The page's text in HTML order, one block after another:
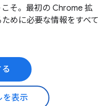
そ。最初の Chrome 拡
めに必要な情報をすべて
を表示